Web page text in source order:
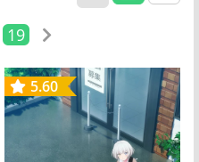
19
5.60